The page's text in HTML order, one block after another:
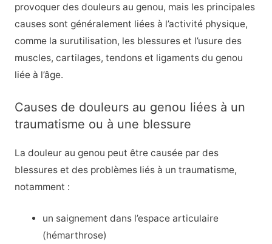
provoquer des douleurs au genou, mais les principales
causes sont généralement liées à l’activité physique,
comme la surutilisation, les blessures et l’usure des
muscles, cartilages, tendons et ligaments du genou
liée à l’âge.
Causes de douleurs au genou liées à un
traumatisme ou à une blessure
La douleur au genou peut être causée par des
blessures et des problèmes liés à un traumatisme,
notamment :
un saignement dans l’espace articulaire
(hémarthrose)